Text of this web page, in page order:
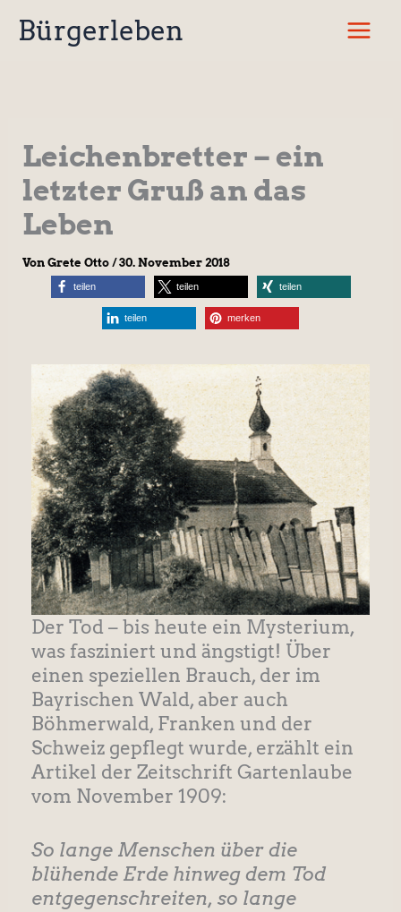
InhaltBürgerleben
Leichenbretter – ein
letzter Gruß an das
Leben
Von Grete Otto /30. November 2018
teilen teilen teilen
teilen merken
Der Tod – bis heute ein Mysterium,
was fasziniert und ängstigt! Über
einen speziellen Brauch, der im
Bayrischen Wald, aber auch
Böhmerwald, Franken und der
Schweiz gepflegt wurde, erzählt ein
Artikel der Zeitschrift Gartenlaube
vom November 1909:
So lange Menschen über die
blühende Erde hinweg dem Tod
entgegenschreiten, so lange